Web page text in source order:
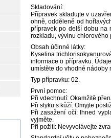
Skladování:
Přípravek skladujte v
ohně, odděleně od
přípravek po delší dobu na
rozkladu, vývinu
Obsah účinné látky:
Kyselina
informace o přípravku.
umístěte do vhodné nádoby
Typ přípravku: 02.
První pomoc:
Při vdechnutí: Okamžitě
Při styku s kůží: Omyjte
Při zasažení očí: Ihned
vyjměte.
Při požití: Nevyvolávejte